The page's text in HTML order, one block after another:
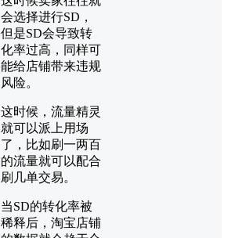
会选择进行SD，
但是SD会导致转
化率过高，同样可
能给店铺带来违规
风险。
这时候，流量精灵
就可以派上用场
了，比如刷一两百
的流量就可以配合
刷几单交易。
当SD的转化率被
稀释后，淘宝店铺